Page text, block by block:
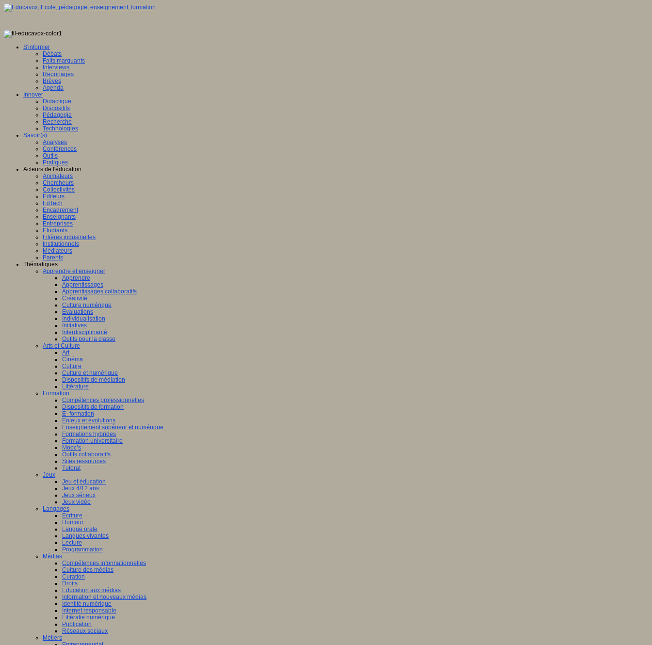
S'informer
Débats
Faits marquants
Interviews
Reportages
Brèves
Agenda
Innover
Didactique
Dispositifs
Pédagogie
Recherche
Technologies
Savoir(s)
Analyses
Conférences
Outils
Pratiques
Acteurs de l'éducation
Animateurs
Chercheurs
Collectivités
Editeurs
EdTech
Encadrement
Enseignants
Entreprises
Etudiants
Filières industrielles
Institutionnels
Médiateurs
Parents
Thématiques
Apprendre et enseigner
Apprendre
Apprentissages
Apprentissages collaboratifs
Créativité
Culture numérique
Evaluations
Individualisation
Initiatives
Interdisciplinarité
Outils pour la classe
Arts et Culture
Art
Cinéma
Culture
Culture et numérique
Dispositifs de médiation
Littérature
Formation
Compétences professionnelles
Dispositifs de formation
E- formation
Enjeux et évolutions
Enseignement supérieur et numérique
Formations hybrides
Formation universitaire
Mooc’s
Outils collaboratifs
Sites ressources
Tutorat
Jeux
Jeu et éducation
Jeux 4/12 ans
Jeux sérieux
Jeux vidéo
Langages
Ecriture
Humour
Langue orale
Langues vivantes
Lecture
Programmation
Médias
Compétences informationnelles
Culture des médias
Curation
Droits
Education aux médias
Information et nouveaux médias
Identité numérique
Internet responsable
Littératie numérique
Publication
Réseaux sociaux
Métiers